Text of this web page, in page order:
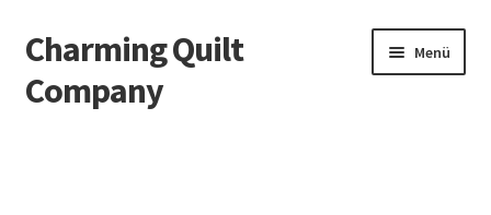
Zur
Navigation
springen
Zum
Inhalt
springen
Charming Quilt
Company
Menü